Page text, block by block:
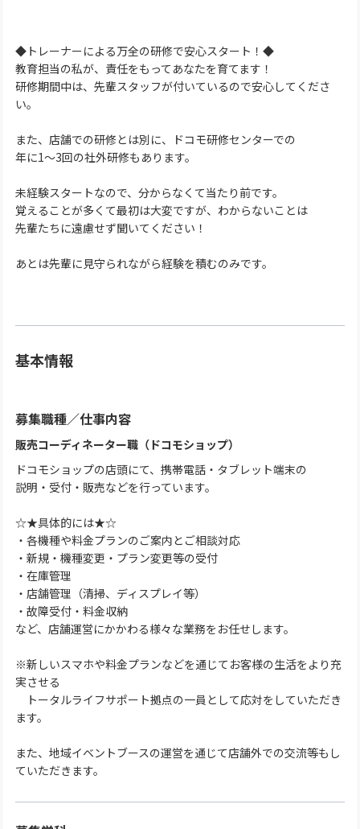
◆トレーナーによる万全の研修で安心スタート！◆
教育担当の私が、責任をもってあなたを育てます！
研修期間中は、先輩スタッフが付いているので安心してくださ
い。
また、店舗での研修とは別に、ドコモ研修センターでの
年に1〜3回の社外研修もあります。
未経験スタートなので、分からなくて当たり前です。
覚えることが多くて最初は大変ですが、わからないことは
先輩たちに遠慮せず聞いてください！
あとは先輩に見守られながら経験を積むのみです。
基本情報
募集職種／仕事内容
販売コーディネーター職（ドコモショップ）
ドコモショップの店頭にて、携帯電話・タブレット端末の
説明・受付・販売などを行っています。
☆★具体的には★☆
・各機種や料金プランのご案内とご相談対応
・新規・機種変更・プラン変更等の受付
・在庫管理
・店舗管理（清掃、ディスプレイ等）
・故障受付・料金収納
など、店舗運営にかかわる様々な業務をお任せします。
※新しいスマホや料金プランなどを通じてお客様の生活をより充
実させる
トータルライフサポート拠点の一員として応対をしていただき
ます。
また、地域イベントブースの運営を通じて店舗外での交流等もし
ていただきます。